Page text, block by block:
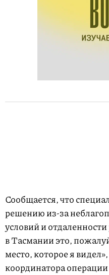
Сообщается, что
решению из-за
условий и
в Тасмании это,
место, которое я
координатора